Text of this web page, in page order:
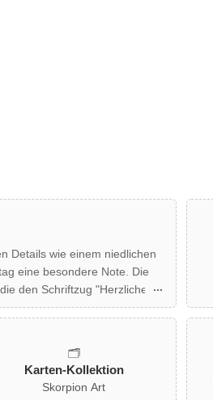
Details wie einem niedlichen
eine besondere Note. Die
den Schriftzug "Herzlichen
Herz eines Kindes haben!
abzurunden. Ideal für
bereiten möchten.
🗂️
Karten-Kollektion
Skorpion Art